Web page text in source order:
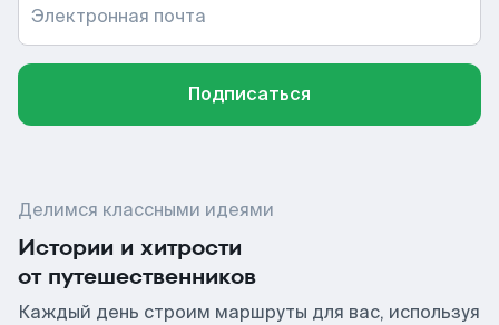
Электронная почта
Подписаться
Делимся классными идеями
Истории и хитрости
от путешественников
Каждый день строим маршруты для вас, используя